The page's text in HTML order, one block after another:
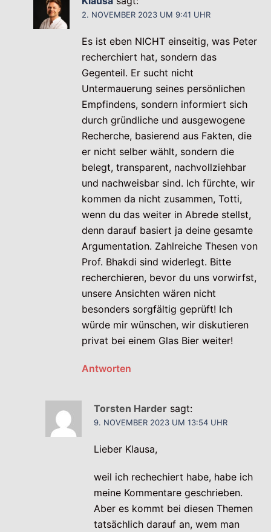
2. NOVEMBER 2023 UM 9:41 UHR
Es ist eben NICHT einseitig, was Peter
recherchiert hat, sondern das
Gegenteil. Er sucht nicht
Untermauerung seines persönlichen
Empfindens, sondern informiert sich
durch gründliche und ausgewogene
Recherche, basierend aus Fakten, die
er nicht selber wählt, sondern die
belegt, transparent, nachvollziehbar
und nachweisbar sind. Ich fürchte, wir
kommen da nicht zusammen, Totti,
wenn du das weiter in Abrede stellst,
denn darauf basiert ja deine gesamte
Argumentation. Zahlreiche Thesen von
Prof. Bhakdi sind widerlegt. Bitte
recherchieren, bevor du uns vorwirfst,
unsere Ansichten wären nicht
besonders sorgfältig geprüft! Ich
würde mir wünschen, wir diskutieren
privat bei einem Glas Bier weiter!
Antworten
Torsten Harder sagt:
9. NOVEMBER 2023 UM 13:54 UHR
Lieber Klausa,
weil ich rechechiert habe, habe ich
meine Kommentare geschrieben.
Aber es kommt bei diesen Themen
tatsächlich darauf an, wem man